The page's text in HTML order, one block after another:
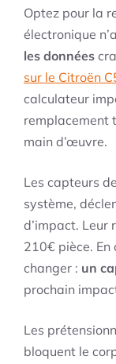
Optez pour la
électronique
les données
sur le Citroën
calculateur
main d’œuvre.
Les capteurs
système,
d’impact. Leur
210€ pièce. En
changer : un
prochain
Les
bloquent le